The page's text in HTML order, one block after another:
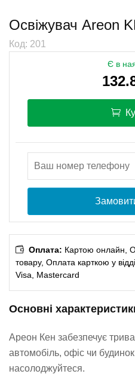
Освіжувач Areon
Код: 201
Є в
Оплата: Картою онлайн,
товару, Оплата карткою у
Visa, Mastercard
Основні
Ареон Кен забезпечує
автомобіль, офіс чи
насолоджуйтеся.